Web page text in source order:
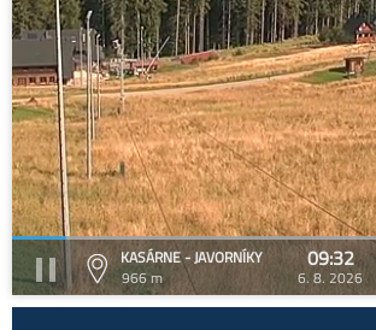
KASÁRNE - JAVORNÍKY
966 m
09:32
6. 8. 2026